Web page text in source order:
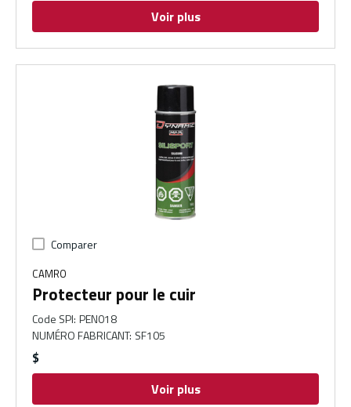
Voir plus
Comparer
CAMRO
Protecteur pour le cuir
Code SPI: PEN018
NUMÉRO FABRICANT: SF105
$
Voir plus